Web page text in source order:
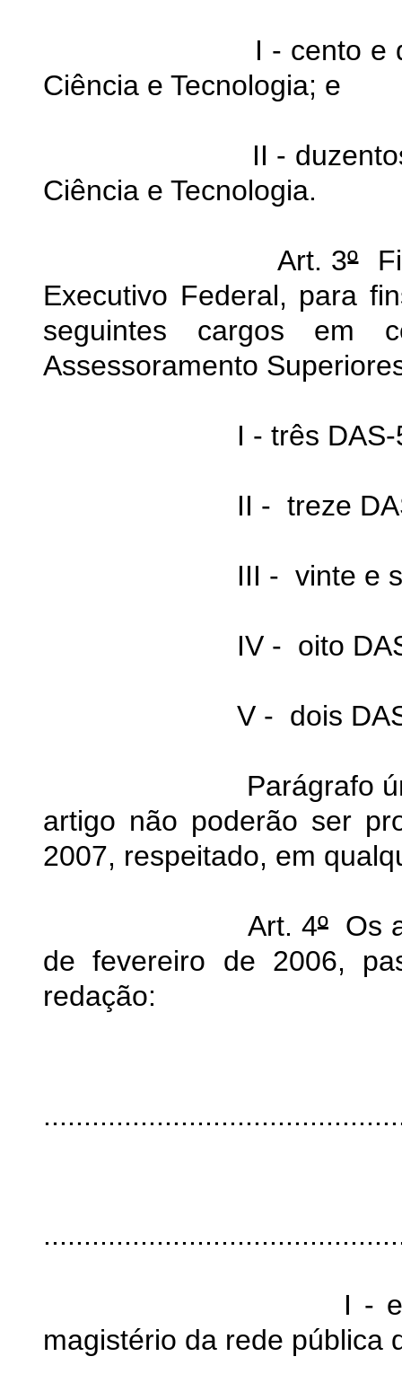
I - cento e
Ciência e Tecnologia; e
II - duzentos e
Ciência e Tecnologia.
Art. 3º
Executivo Federal, para
seguintes cargos em
Assessoramento
I - três DAS-
II - treze
III - vinte e seis
IV - oito DAS-
V - dois
Parágrafo único.
artigo não poderão ser
2007, respeitado, em
Art. 4ºOs
de fevereiro de 2006,
redação:
I - estiverem
magistério da rede pública